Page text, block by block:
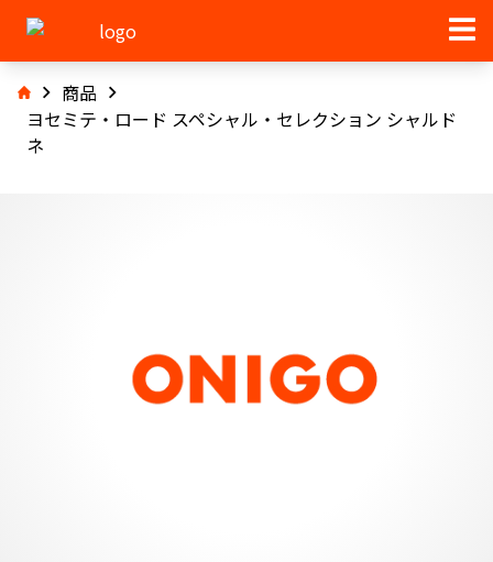
商品
ヨセミテ・ロード スペシャル・セレクション シャルド
ネ